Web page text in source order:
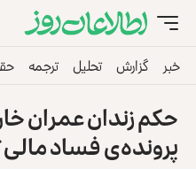
خبر گزارش تحلیل ترجمه
حکم زندان عمران
پرونده‌ی فساد